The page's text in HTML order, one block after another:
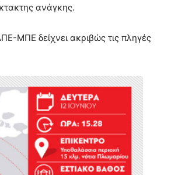
ανάγκης.
ΜΠΕ δείχνει ακριβώς τις πληγές